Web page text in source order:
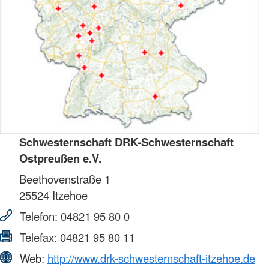
Schwesternschaft DRK-Schwesternschaft
Ostpreußen e.V.
Beethovenstraße 1
25524 Itzehoe
Telefon: 04821 95 80 0
Telefax: 04821 95 80 11
Web: http://www.drk-schwesternschaft-itzehoe.de